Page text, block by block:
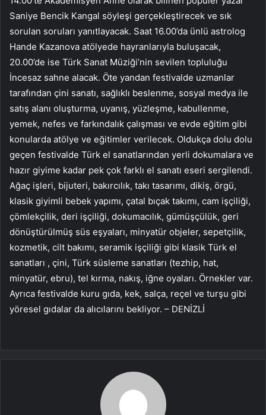
Saniye Bencik Kangal söyleşi gerçekleştirecek ve sık
sorulan soruları yanıtlayacak. Saat 16.00’da ünlü astrolog
Hande Kazanova atölyede hayranlarıyla buluşacak,
20.00’de ise Türk Sanat Müziği’nin sevilen topluluğu
İncesaz sahne alacak. Öte yandan festivalde uzmanlar
tarafından çini sanatı, sağlıklı beslenme, sosyal medya ile
satış alanı oluşturma, uyanış, yüzleşme, kabullenme,
yemek, nefes ve farkındalık çalışması ve evde eğitim gibi
konularda atölye ve eğitimler verilecek. Oldukça dolu dolu
geçen festivalde Türk el sanatlarından yerli dokumalara ve
hazır giyime kadar pek çok farklı el sanatı eseri sergilendi.
Ağaç işleri, bijuteri, bakırcılık, takı tasarımı, dikiş, örgü,
klasik giyimli bebek yapımı, çatal bıçak takımı, cam işçiliği,
çömlekçilik, deri işçiliği, dokumacılık, gümüşçülük, geri
dönüştürülmüş süs eşyaları, minyatür objeler, sepetçilik,
kozmetik, cilt bakımı, seramik işçiliği gibi klasik Türk el
sanatları , çini, Türk süsleme sanatları (tezhip, hat,
minyatür, ebru), tel kırma, nakış, iğne oyaları. Örnekler var.
Ayrıca festivalde kuru gıda, kek, salça, reçel ve turşu gibi
yöresel gıdalar da alıcılarını bekliyor. – DENİZLİ